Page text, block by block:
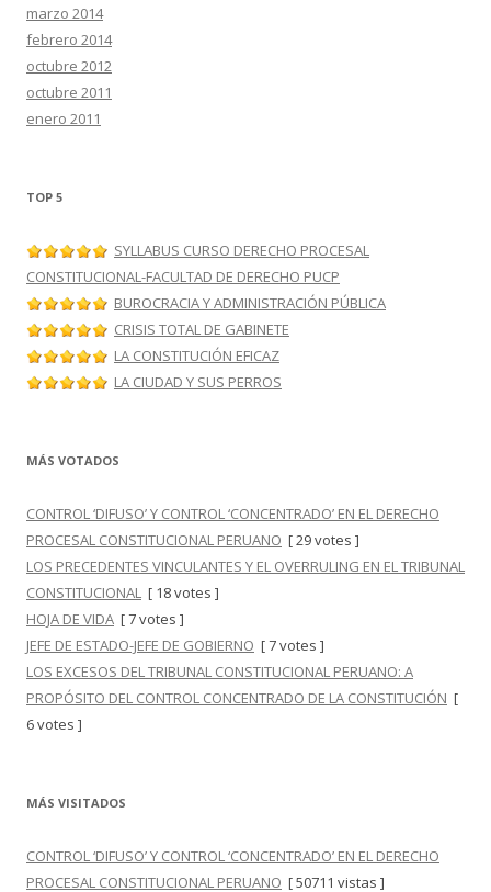
marzo 2014
febrero 2014
octubre 2012
octubre 2011
enero 2011
TOP 5
SYLLABUS CURSO DERECHO PROCESAL
CONSTITUCIONAL-FACULTAD DE DERECHO PUCP
BUROCRACIA Y ADMINISTRACIÓN PÚBLICA
CRISIS TOTAL DE GABINETE
LA CONSTITUCIÓN EFICAZ
LA CIUDAD Y SUS PERROS
MÁS VOTADOS
CONTROL ‘DIFUSO’ Y CONTROL ‘CONCENTRADO’ EN EL DERECHO
PROCESAL CONSTITUCIONAL PERUANO [ 29 votes ]
LOS PRECEDENTES VINCULANTES Y EL OVERRULING EN EL TRIBUNAL
CONSTITUCIONAL [ 18 votes ]
HOJA DE VIDA [ 7 votes ]
JEFE DE ESTADO-JEFE DE GOBIERNO [ 7 votes ]
LOS EXCESOS DEL TRIBUNAL CONSTITUCIONAL PERUANO: A
PROPÓSITO DEL CONTROL CONCENTRADO DE LA CONSTITUCIÓN [
6 votes ]
MÁS VISITADOS
CONTROL ‘DIFUSO’ Y CONTROL ‘CONCENTRADO’ EN EL DERECHO
PROCESAL CONSTITUCIONAL PERUANO [ 50711 vistas ]